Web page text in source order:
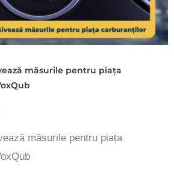
măsurile pentru piața
măsurile pentru piața